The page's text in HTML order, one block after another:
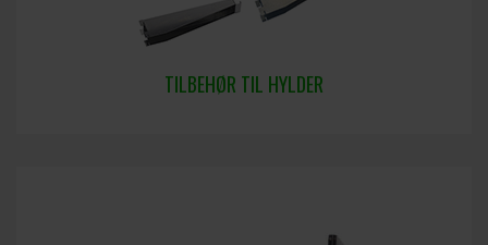
TILBEHØR TIL HYLDER